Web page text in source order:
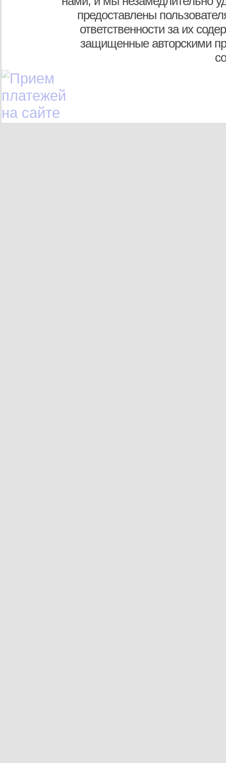
предоставлены
ответственности за их
защищенные авторскими